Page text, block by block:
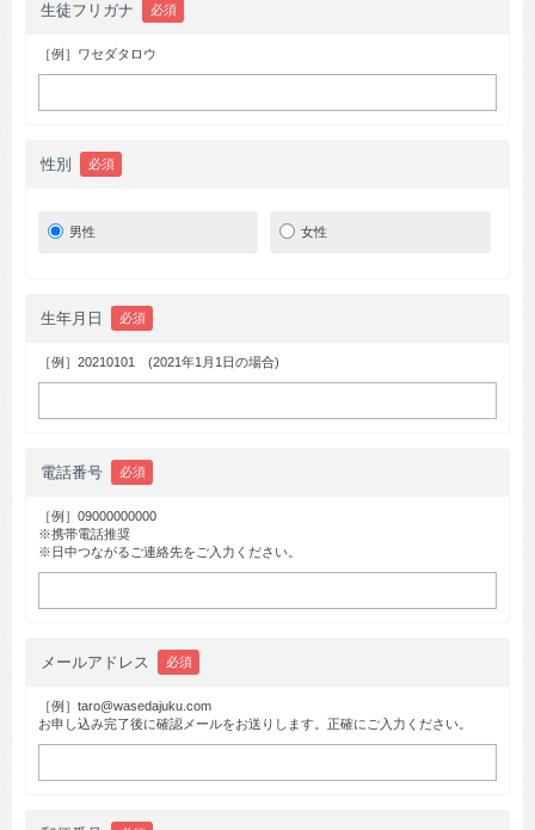
生徒フリガナ 必須
［例］ワセダタロウ
性別 必須
男性 女性
生年月日 必須
［例］20210101 (2021年1月1日の場合)
電話番号 必須
［例］09000000000
※携帯電話推奨
※日中つながるご連絡先をご入力ください。
メールアドレス 必須
［例］taro@wasedajuku.com
お申し込み完了後に確認メールをお送りします。正確にご入力ください。